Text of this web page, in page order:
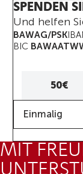
SPENDEN
Und helfen
BAWAG/PSK
BIC
50€
Einmalig
MIT